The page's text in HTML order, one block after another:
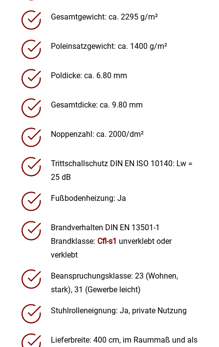
Gesamtgewicht: ca. 2295 g/m²
Poleinsatzgewicht: ca. 1400 g/m²
Poldicke: ca. 6.80 mm
Gesamtdicke: ca. 9.80 mm
Noppenzahl: ca. 2000/dm²
Trittschallschutz DIN EN ISO 10140: Lw =
25 dB
Fußbodenheizung: Ja
Brandverhalten DIN EN 13501-1
Brandklasse: Cfl-s1 unverklebt oder
verklebt
Beanspruchungsklasse: 23 (Wohnen,
stark), 31 (Gewerbe leicht)
Stuhlrolleneignung: Ja, private Nutzung
Lieferbreite: 400 cm, im Raummaß und als